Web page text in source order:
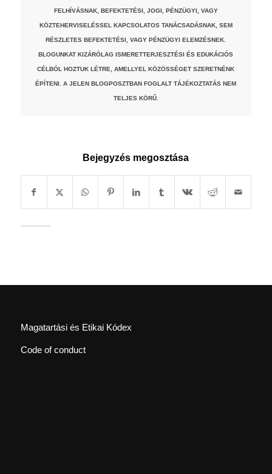
FELHÍVÁSNAK, BEFEKTETÉSI, JOGI, PÉNZÜGYI, VAGY
KÖZTEHERVISELÉSSEL KAPCSOLATOS TANÁCSADÁSNAK, SEM
RÉSZLETES BEFEKTETÉSI, VAGY PÉNZÜGYI ELEMZÉSNEK.
BLOGUNKAT KIZÁRÓLAG ISMERETTERJESZTÉSI ÉS EDUKÁCIÓS
CÉLBÓL HOZTUK LÉTRE, AMELLYEL KÖZÖSSÉGET SZERETNÉNK
ÉPÍTENI. A JELEN BLOGPOSZTBAN FOGLALT TÁJÉKOZTATÁS NEM
TELJES KÖRŰ.
Bejegyzés megosztása
Magatartási és Etikai Kódex
Code of conduct